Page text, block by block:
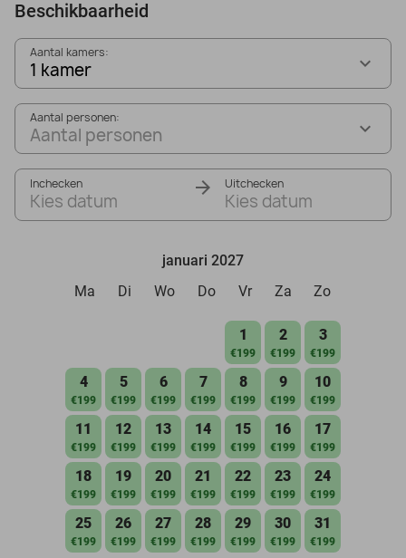
Beschikbaarheid
Aantal kamers:
1 kamer
Aantal personen:
Aantal personen
Inchecken
Kies datum
Uitchecken
Kies datum
januari 2027
Ma
Di Wo Do Vr Za Zo
1
€199
2
€199
3
€199
4
€199
5
€199
6
€199
7
€199
8
€199
9
€199
10
€199
11
€199
12
€199
13
€199
14
€199
15
€199
16
€199
17
€199
18
€199
19
€199
20
€199
21
€199
22
€199
23
€199
24
€199
25
€199
26
€199
27
€199
28
€199
29
€199
30
€199
31
€199